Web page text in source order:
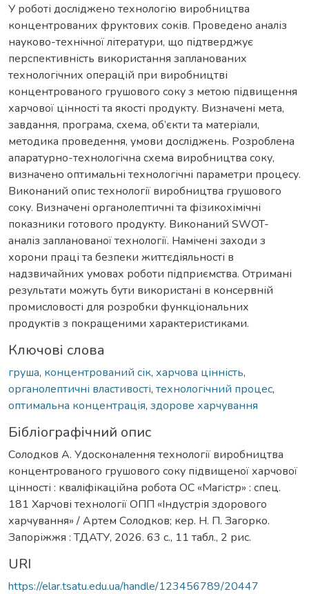
У роботі досліджено технологію виробництва
концентрованих фруктових соків. Проведено аналіз
науково-технічної літератури, що підтверджує
перспективність використання запланованих
технологічних операцій при виробництві
концентрованого грушового соку з метою підвищення
харчової цінності та якості продукту. Визначені мета,
завдання, програма, схема, об’єкти та матеріали,
методика проведення, умови досліджень. Розроблена
апаратурно-технологічна схема виробництва соку,
визначено оптимальні технологічні параметри процесу.
Виконаний опис технології виробництва грушового
соку. Визначені органолептичні та фізикохімічні
показники готового продукту. Виконаний SWOT-
аналіз запланованої технології. Намічені заходи з
хорони праці та безпеки життєдіяльності в
надзвичайних умовах роботи підприємства. Отримані
результати можуть бути використані в консервній
промисловості для розробки функціональних
продуктів з покращеними характеристиками.
Ключові слова
груша, концентрований сік, харчова цінність,
органолептичні властивості, технологічний процес,
оптимальна концентрація, здорове харчування
Бібліографічний опис
Солодков А. Удосконалення технології виробництва
концентрованого грушового соку підвищеної харчової
цінності : кваліфікаційна робота ОС «Магістр» : спец.
181 Харчові технології ОПП «Індустрія здорового
харчування» / Артем Солодков; кер. Н. П. Загорко.
Запоріжжя : ТДАТУ, 2026. 63 с., 11 табл., 2 рис.
URI
https://elar.tsatu.edu.ua/handle/123456789/20447